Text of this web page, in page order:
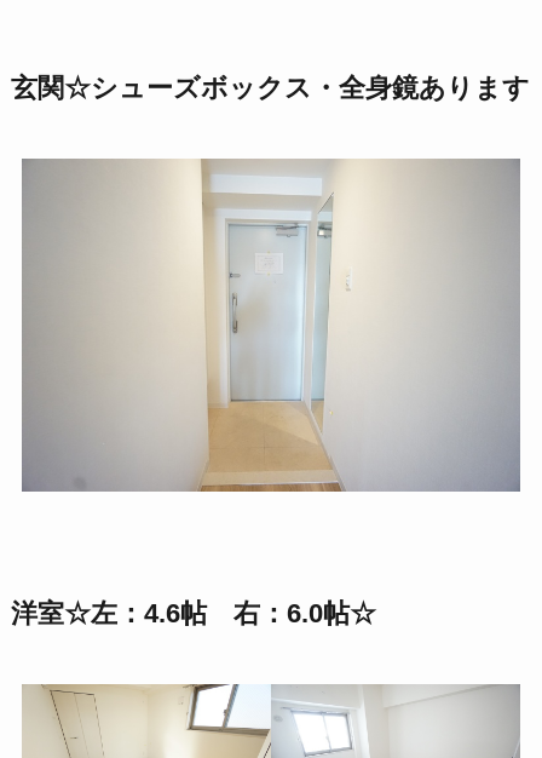
玄関☆シューズボックス・全身鏡あります
洋室☆左：4.6帖 右：6.0帖☆